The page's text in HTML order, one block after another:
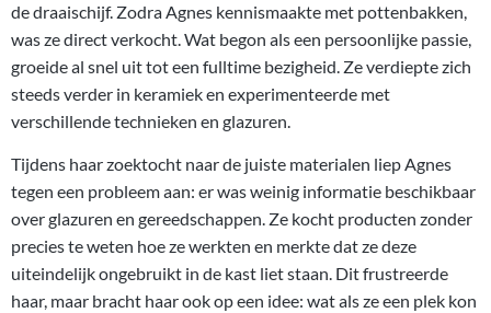
de draaischijf. Zodra Agnes kennismaakte met pottenbakken,
was ze direct verkocht. Wat begon als een persoonlijke passie,
groeide al snel uit tot een fulltime bezigheid. Ze verdiepte zich
steeds verder in keramiek en experimenteerde met
verschillende technieken en glazuren.
Tijdens haar zoektocht naar de juiste materialen liep Agnes
tegen een probleem aan: er was weinig informatie beschikbaar
over glazuren en gereedschappen. Ze kocht producten zonder
precies te weten hoe ze werkten en merkte dat ze deze
uiteindelijk ongebruikt in de kast liet staan. Dit frustreerde
haar, maar bracht haar ook op een idee: wat als ze een plek kon